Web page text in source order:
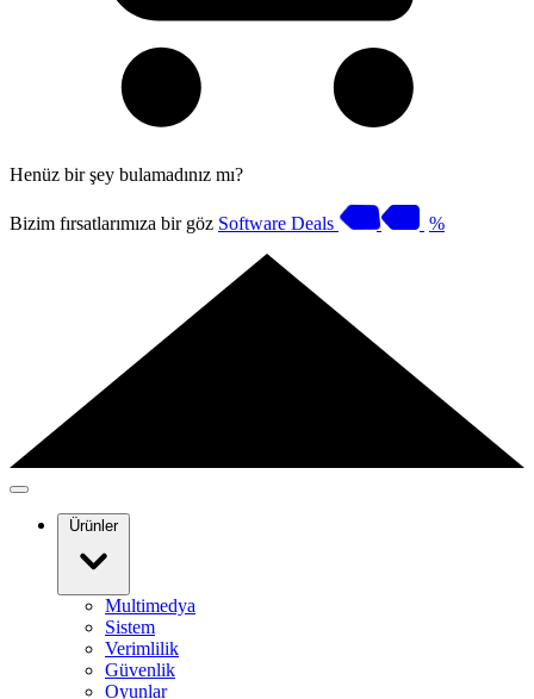
Henüz bir şey bulamadınız mı?
Bizim fırsatlarımıza bir göz Software Deals %
Ürünler
Multimedya
Sistem
Verimlilik
Güvenlik
Oyunlar